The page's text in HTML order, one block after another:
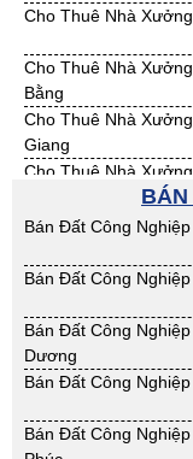
Cho Thuê Nhà
Cho Thuê Nhà
Bằng
Cho Thuê Nhà
Giang
Cho Thuê Nhà
Cho Thuê Nhà
Cho Thuê Nhà
Cho Thuê Nhà
Nguyên
Cho Thuê Nhà
Cho Thuê Nhà Xưởng
BÁN
Bán Đất Công
Bán Đất Công
Bán Đất Công
Dương
Bán Đất Công
Bán Đất Công